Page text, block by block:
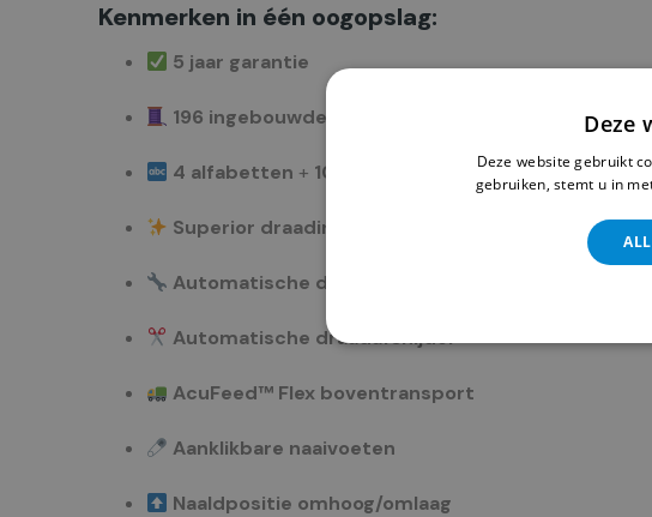
Kenmerken in één oogopslag:
5 jaar garantie
196 ingebouwde naaiprogramma’s
4 alfabetten + 10 automatische
Superior draadinrijger versie 2
Automatische draadspanning
Automatische draadafsnijder
AcuFeed™ Flex boventransport
Aanklikbare naaivoeten
Naaldpositie omhoog/omlaag
Deze
Deze website gebruikt
gebruiken, stemt u in